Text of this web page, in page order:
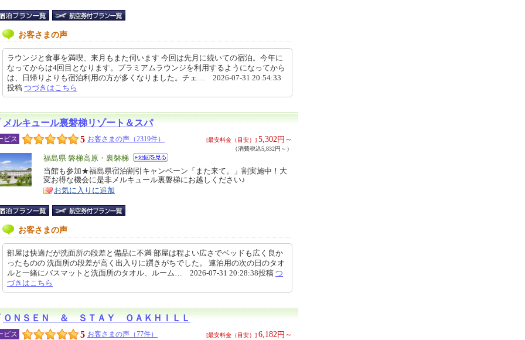
お客さまの声
ラウンジと食事を満喫、来月もまた伺います 今回は先月に続いての宿泊。今年に
なってからは4回目となります。プラミアムラウンジを利用するようになってから
は、日帰りよりも宿泊利用の方が多くなりました。チェ… 2026-07-31 20:54:33
投稿 つづきはこちら
メルキュール裏磐梯リゾート＆スパ
ビス 5 お客さまの声（2319件） [最安料金（目安）] 5,302 円～
（消費税込5,832円～）
エ
リ
ア
福島県 磐梯高原・裏磐梯
特
徴
当館も参加★福島県宿泊割引キャンペーン「また来て。」割実施中！大
変お得な機会に是非メルキュール裏磐梯にお越しください♪
お気に入りに追加
お客さまの声
部屋は快適だが洗面所の段差と備品に不満 部屋は程よい広さでベッドも広く良か
ったものの 洗面所の段差が高く出入りに躓きがちでした。 連泊用の次の日のタオ
ルと一緒にバスマットと洗面所のタオル、ルーム… 2026-07-31 20:28:38投稿 つ
づきはこちら
ＯＮＳＥＮ ＆ ＳＴＡＹ ＯＡＫＨＩＬＬ
ビス 5 お客さまの声（77件） [最安料金（目安）] 6,182 円～